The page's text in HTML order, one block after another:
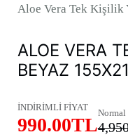
Aloe Vera Tek Kişilik
ALOE VERA
BEYAZ
İNDİRİMLİ FİYAT
990.00TL